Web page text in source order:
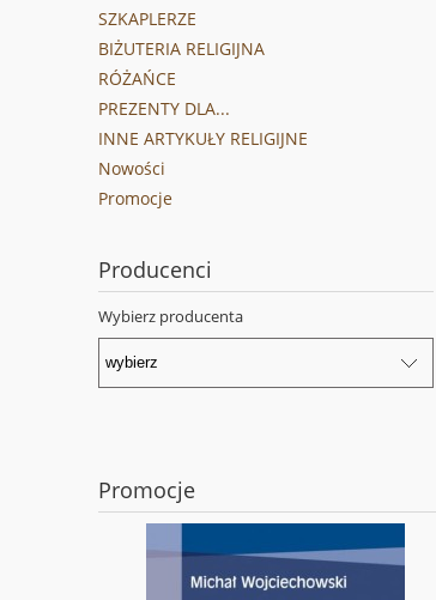
SZKAPLERZE
BIŻUTERIA RELIGIJNA
RÓŻAŃCE
PREZENTY DLA...
INNE ARTYKUŁY RELIGIJNE
Nowości
Promocje
Producenci
Wybierz producenta
Promocje